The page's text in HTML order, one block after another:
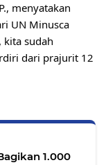
menyatakan
UN Minusca
sudah
dari prajurit 12
1.000